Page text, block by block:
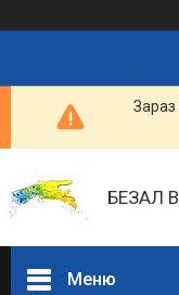
Зараз
БЕЗАЛ
Меню